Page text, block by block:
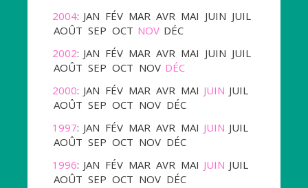
2004: JAN FÉV MAR AVR MAI JUIN JUIL
AOÛT SEP OCT NOV DÉC
2002: JAN FÉV MAR AVR MAI JUIN JUIL
AOÛT SEP OCT NOV DÉC
2000: JAN FÉV MAR AVR MAI JUIN JUIL
AOÛT SEP OCT NOV DÉC
1997: JAN FÉV MAR AVR MAI JUIN JUIL
AOÛT SEP OCT NOV DÉC
1996: JAN FÉV MAR AVR MAI JUIN JUIL
AOÛT SEP OCT NOV DÉC